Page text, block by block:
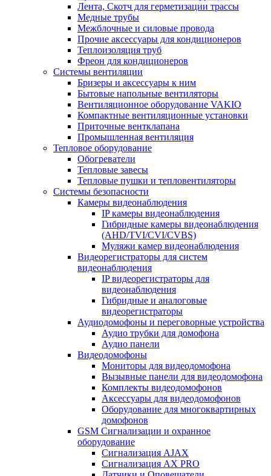
Лента, Скотч для герметизации трассы
Медные трубы
Межблочные и силовые провода
Прочие аксессуары для кондиционеров
Теплоизоляция труб
Фреон для кондиционеров
Системы вентиляции
Бризеры и аксессуары к ним
Бытовые напольные вентиляторы
Вентиляционное оборудование VAKIO
Компактные вентиляционные установки
Приточные вентклапана
Промышленная вентиляция
Тепловое оборудование
Обогреватели
Тепловые завесы
Тепловые пушки и тепловентиляторы
Системы безопасности
Камеры видеонаблюдения
IP камеры видеонаблюдения
Гибридные камеры видеонаблюдения
(AHD/TVI/CVI/CVBS)
Муляжи камер видеонаблюдения
Видеорегистраторы для систем
видеонаблюдения
IP видеорегистраторы для
видеонаблюдения
Гибридные и аналоговые
видеорегистраторы
Аудиодомофоны и переговорные устройства
Аудио трубки для домофона
Аудио панели
Видеодомофоны
Мониторы для видеодомофона
Вызывные панели для видеодомофона
Комплекты видеодомофонов
Аксессуары для видеодомофонов
Оборудование для многоквартирных
домофонов
GSM Сигнализации и охранное
оборудование
Сигнализация AJAX
Сигнализация AX PRO